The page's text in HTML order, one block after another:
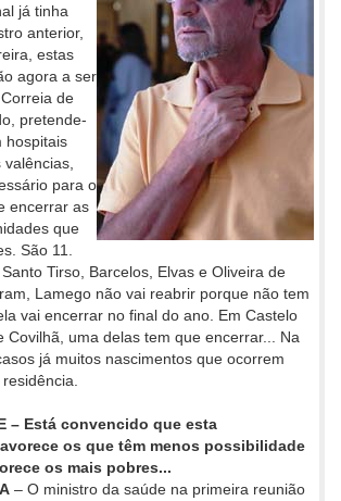
já tinha
anterior,
estas
agora a ser
de
pretende-
hospitais
valências,
para o
encerrar as
que
São 11.
Tirso, Barcelos, Elvas e Oliveira de
Lamego não vai reabrir porque não tem
vai encerrar no final do ano. Em Castelo
Covilhã, uma delas tem que encerrar... Na
já muitos nascimentos que ocorrem
– Está convencido que esta
os que têm menos possibilidade
os mais pobres...
– O ministro da saúde na primeira reunião